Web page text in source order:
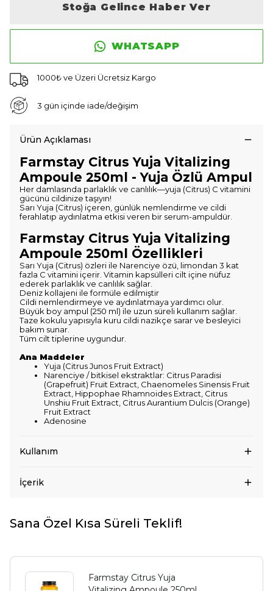
Stoğa Gelince Haber Ver
WHATSAPP
1000₺ ve Üzeri Ücretsiz Kargo
3 gün içinde iade/değişim
Ürün Açıklaması
Farmstay Citrus Yuja Vitalizing
Ampoule 250ml - Yuja Özlü Ampul
Her damlasında parlaklık ve canlılık—yuja (Citrus) C vitamini
gücünü cildinize taşıyın!
Sarı Yuja (Citrus) içeren, günlük nemlendirme ve cildi
ferahlatıp aydınlatma etkisi veren bir serum-ampuldür.
Farmstay Citrus Yuja Vitalizing
Ampoule 250ml Özellikleri
Sarı Yuja (Citrus) özleri ile Narenciye özü, limondan 3 kat
fazla C vitamini içerir. Vitamin kapsülleri cilt içine nüfuz
ederek parlaklık ve canlılık sağlar.
Deniz kollajeni ile formüle edilmiştir
Cildi nemlendirmeye ve aydınlatmaya yardımcı olur.
Büyük boy ampul (250 ml) ile uzun süreli kullanım sağlar.
Taze kokulu yapısıyla kuru cildi nazikçe sarar ve besleyici
bakım sunar.
Tüm cilt tiplerine uygundur.
Ana Maddeler
Yuja (Citrus Junos Fruit Extract)
Narenciye / bitkisel ekstraktlar: Citrus Paradisi
(Grapefruit) Fruit Extract, Chaenomeles Sinensis Fruit
Extract, Hippophae Rhamnoides Extract, Citrus
Unshiu Fruit Extract, Citrus Aurantium Dulcis (Orange)
Fruit Extract
Adenosine
Kullanım
İçerik
Sana Özel Kısa Süreli Teklif!
Farmstay Citrus Yuja